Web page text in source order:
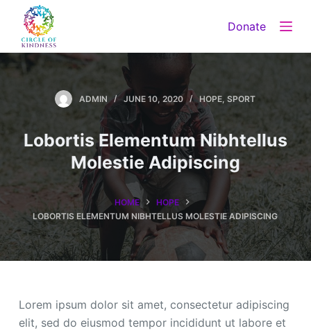
i
p
e
t
Donate
ADMIN JUNE 10, 2020 HOPE,SPORT
Lobortis Elementum Nibhtellus
Molestie Adipiscing
HOME
HOPE
LOBORTIS ELEMENTUM NIBHTELLUS MOLESTIE ADIPISCING
Lorem ipsum dolor sit amet, consectetur adipiscing
elit, sed do eiusmod tempor incididunt ut labore et